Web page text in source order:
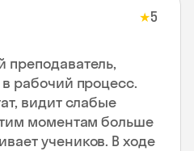
★5
преподаватель,
рабочий процесс.
видит слабые
моментам больше
учеников. В ходе